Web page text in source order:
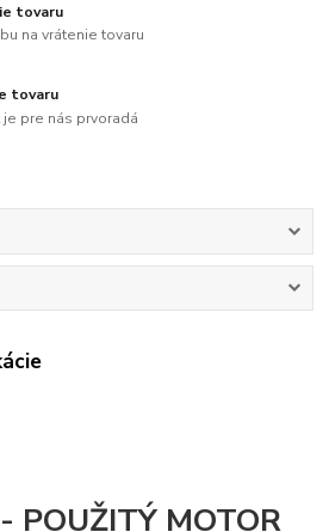
tovaru
na vrátenie tovaru
tovaru
pre nás prvoradá
POUŽITÝ MOTOR